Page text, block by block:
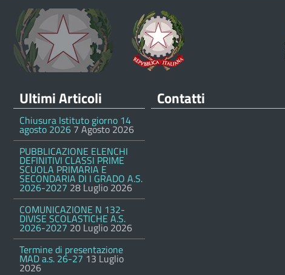
Ultimi Articoli
Chiusura Istituto giorno 14
agosto 2026 7 Agosto 2026
PUBBLICAZIONE ELENCHI
DEFINITIVI CLASSI PRIME
SCUOLA PRIMARIA E
SECONDARIA DI I GRADO A.S.
2026-2027 28 Luglio 2026
COMUNICAZIONE N 132-
DIVISE SCOLASTICHE A.S.
2026-2027 20 Luglio 2026
Termine di presentazione
MAD a.s. 26-27 13 Luglio
2026
Contatti